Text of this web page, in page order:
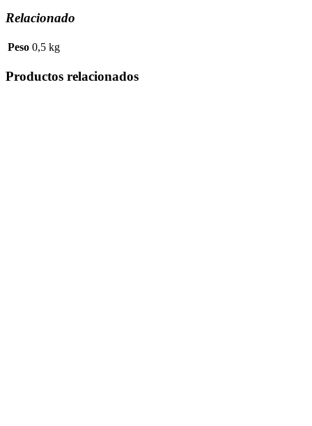
Relacionado
Peso 0,5 kg
Productos relacionados